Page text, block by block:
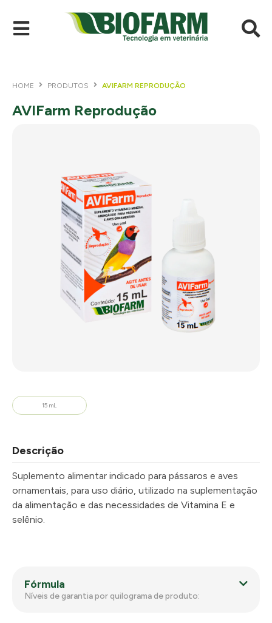
HOME PRODUTOS AVIFARM REPRODUÇÃO
AVIFarm Reprodução
Descrição
Suplemento alimentar indicado para pássaros e aves
ornamentais, para uso diário, utilizado na suplementação
da alimentação e das necessidades de Vitamina E e
selênio.
15 mL
Fórmula
Níveis de garantia por quilograma de produto: